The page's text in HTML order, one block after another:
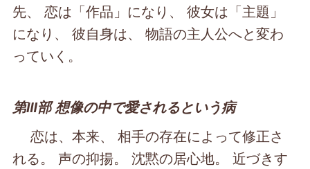
先、 恋は「作品」になり、 彼女は「主題」
になり、 彼自身は、 物語の主人公へと変わ
っていく。
第Ⅲ部 想像の中で愛されるという病
恋は、本来、 相手の存在によって修正さ
れる。 声の抑揚。 沈黙の居心地。 近づきす